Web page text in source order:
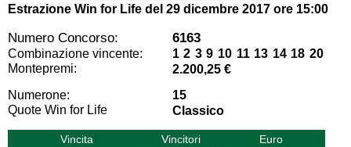
Estrazione Win for Life del 29 dicembre 2017 ore 15:00
Numero Concorso: 6163
Combinazione vincente:
1 2 3 9 10 11 13 14 18 20
Montepremi:
2.200,25 €
Numerone:
15
Quote Win for Life
Classico
Vincita Vincitori
Euro